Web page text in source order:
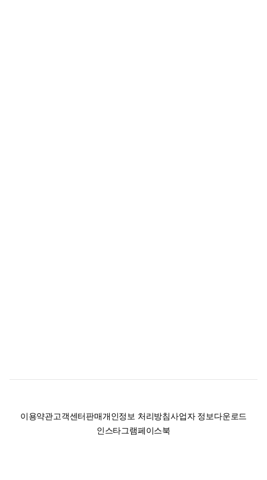
이용약관고객센터판매개인정보 처리방침사업자 정보다운로드
인스타그램페이스북